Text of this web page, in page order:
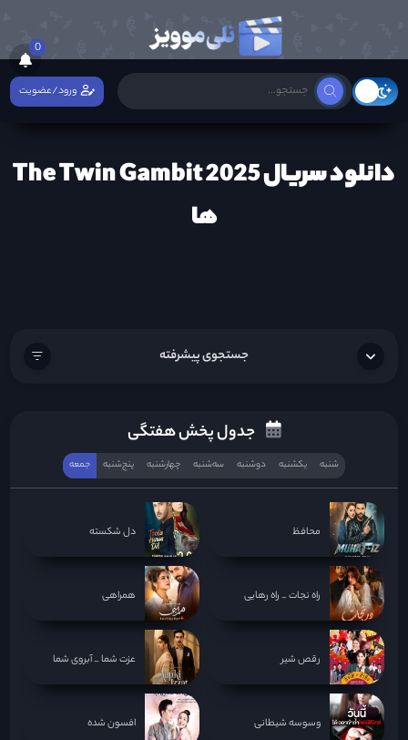
0
ورود/عضویت
دانلود سریال The Twin Gambit 2025
ها
جستجوی پیشرفته
جدول پخش هفتگی
شنبه یکشنبه دوشنبه سه‌‌شنبه چهارشنبه پنج‌شنبه جمعه
محافظ دل شکسته
راه نجات _ راه رهایی همراهی
رقص شیر عزت شما _ آبروی شما
وسوسه شیطانی افسون شده